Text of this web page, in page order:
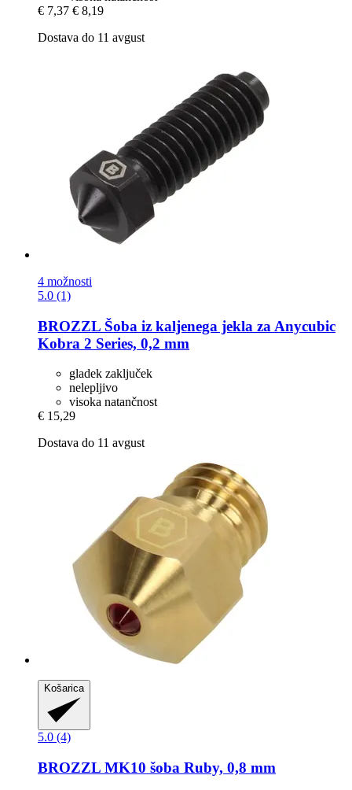
€ 7,37 € 8,19
Dostava do 11 avgust
4 možnosti
5.0 (1)
BROZZL Šoba iz kaljenega jekla za Anycubic
Kobra 2 Series, 0,2 mm
gladek zaključek
nelepljivo
visoka natančnost
€ 15,29
Dostava do 11 avgust
Košarica
5.0 (4)
BROZZL MK10 šoba Ruby, 0,8 mm